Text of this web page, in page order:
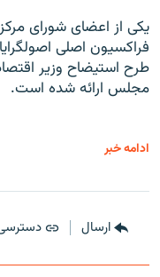
یکی از اعضای شورای
فراکسیون اصلی
مجلس ارائه شده است.
ادامه خبر
ارسال